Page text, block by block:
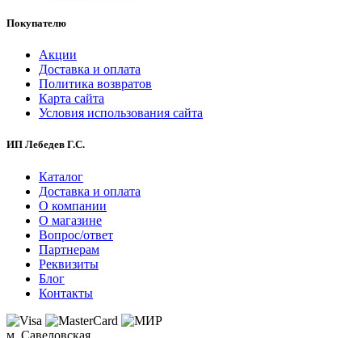
Покупателю
Акции
Доставка и оплата
Политика возвратов
Карта сайта
Условия использования сайта
ИП Лебедев Г.С.
Каталог
Доставка и оплата
О компании
О магазине
Вопрос/ответ
Партнерам
Реквизиты
Блог
Контакты
м. Савеловская